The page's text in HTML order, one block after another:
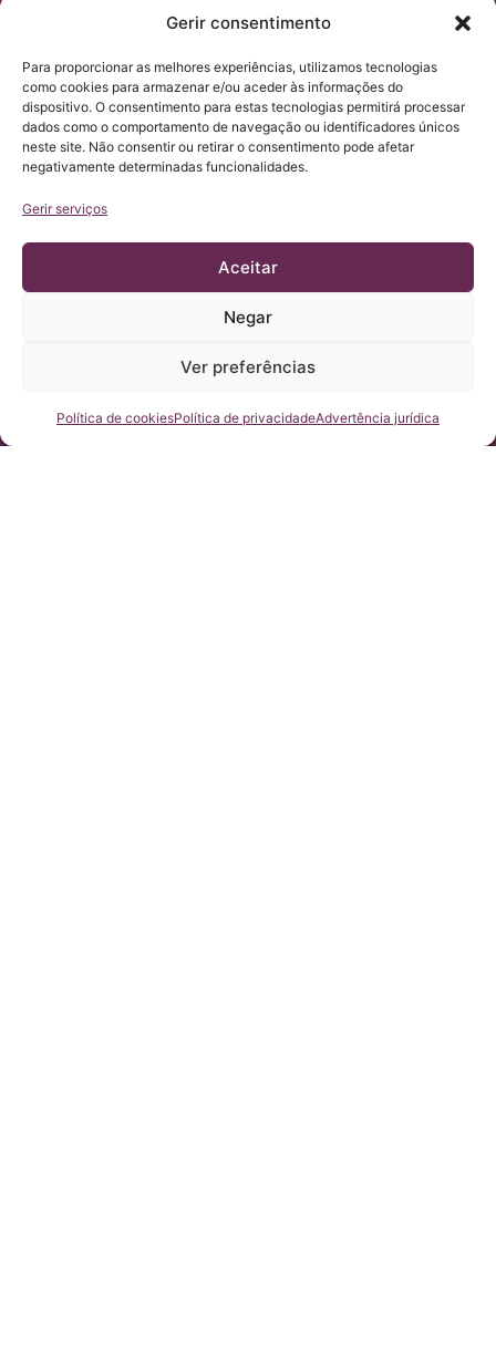
Gerir consentimento
Para proporcionar as melhores experiências, utilizamos tecnologias
como cookies para armazenar e/ou aceder às informações do
dispositivo. O consentimento para estas tecnologias permitirá processar
dados como o comportamento de navegação ou identificadores únicos
neste site. Não consentir ou retirar o consentimento pode afetar
negativamente determinadas funcionalidades.
Gerir serviços
Aceitar
Negar
Ver preferências
Política de cookiesPolítica de privacidadeAdvertência jurídica
© Copyright Institut Chiari 2025
2016/679 (RGPD).
O conteúdo deste site é uma tradução não-oficial do texto
Barcelona, cujo propósito é o de facilitar a compreensão do seu
Fale conosco